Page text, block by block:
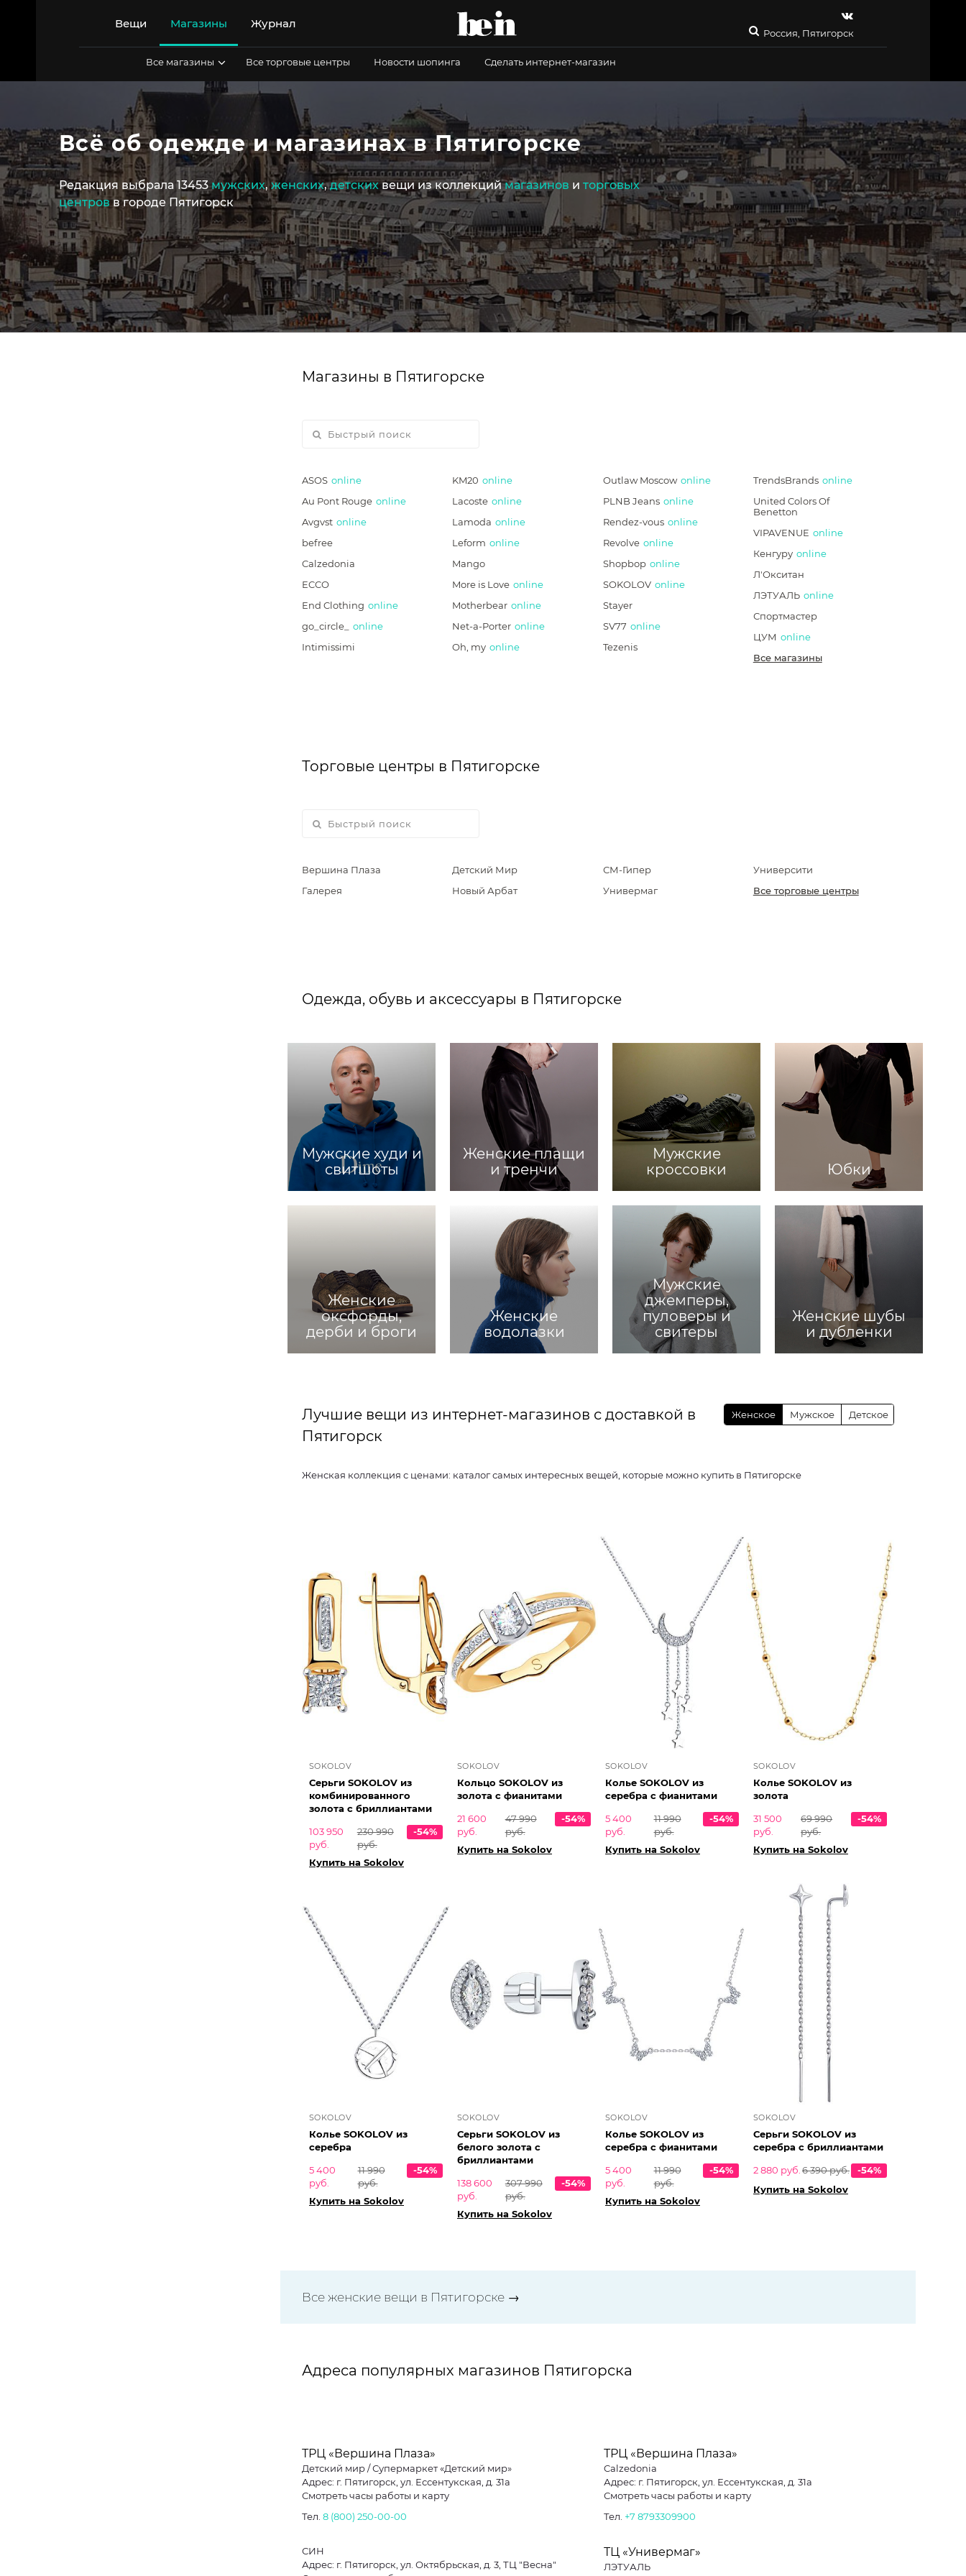
Вещи Магазины Журнал
Россия, Пятигорск
Все магазины Все торговые центры Новости шопинга Сделать интернет-магазин
Всё об одежде и магазинах в Пятигорске
Редакция выбрала 13453мужских,женских,детскихвещи из коллекциймагазинов и торговых
центровв городе Пятигорск
Магазины в Пятигорске
ASOS online
Au Pont Rouge online
Avgvst online
befree
Calzedonia
ECCO
End Clothing online
go_circle_
online
Intimissimi
KM20 online
Lacoste online
Lamoda online
Leform online
Mango
More is Love online
Motherbear online
Net-a-Porter online
Oh, my online
Outlaw Moscow online
PLNB Jeans online
Rendez-vous online
Revolve online
Shopbop online
SOKOLOV online
Stayer
SV77 online
Tezenis
TrendsBrands online
United Colors Of
Benetton
VIPAVENUE online
Кенгуру online
Л'Окситан
ЛЭТУАЛЬ online
Спортмастер
ЦУМ online
Все магазины
Торговые центры в Пятигорске
Вершина Плаза
Галерея
Детский Мир
Новый Арбат
СМ-Гипер
Универмаг
Университи
Все торговые центры
Одежда, обувь и аксессуары в Пятигорске
Мужские худи и
свитшоты
Женские плащи
и тренчи
Мужские
кроссовки
Юбки
Женские
оксфорды,
дерби и броги
Женские
водолазки
Мужские
джемперы,
пуловеры и
свитеры
Женские шубы
и дубленки
Лучшие вещи из интернет-магазинов с доставкой в
Пятигорск
Женское Мужское Детское
Женская коллекция с ценами: каталог самых интересных вещей, которые можно купить в Пятигорске
SOKOLOV
Серьги SOKOLOV из
комбинированного
золота с бриллиантами
103 950
руб.
230 990
руб.
-54%
Купить на Sokolov
SOKOLOV
Кольцо SOKOLOV из
золота с фианитами
21 600
руб.
47 990
руб.
-54%
Купить на Sokolov
SOKOLOV
Колье SOKOLOV из
серебра с фианитами
5 400
руб.
11 990
руб.
-54%
Купить на Sokolov
SOKOLOV
Колье SOKOLOV из
золота
31 500
руб.
69 990
руб.
-54%
Купить на Sokolov
SOKOLOV
Колье SOKOLOV из
серебра
5 400
руб.
11 990
руб.
-54%
Купить на Sokolov
SOKOLOV
Серьги SOKOLOV из
белого золота с
бриллиантами
138 600
руб.
307 990
руб.
-54%
Купить на Sokolov
SOKOLOV
Колье SOKOLOV из
серебра с фианитами
5 400
руб.
11 990
руб.
-54%
Купить на Sokolov
SOKOLOV
Серьги SOKOLOV из
серебра с бриллиантами
2 880 руб. 6 390 руб.
-54%
Купить на Sokolov
Все женские вещи в Пятигорске →
Адреса популярных магазинов Пятигорска
ТРЦ «Вершина Плаза»
Детский мир / Супермаркет «Детский мир»
Адрес: г. Пятигорск, ул. Ессентукская, д. 31а
Смотреть часы работы и карту
Тел. 8 (800) 250-00-00
ТРЦ «Вершина Плаза»
Calzedonia
Адрес: г. Пятигорск, ул. Ессентукская, д. 31а
Смотреть часы работы и карту
Тел. +7 8793309900
СИН
Адрес: г. Пятигорск, ул. Октябрьская, д. 3, ТЦ "Весна"
ТЦ «Универмаг»
ЛЭТУАЛЬ